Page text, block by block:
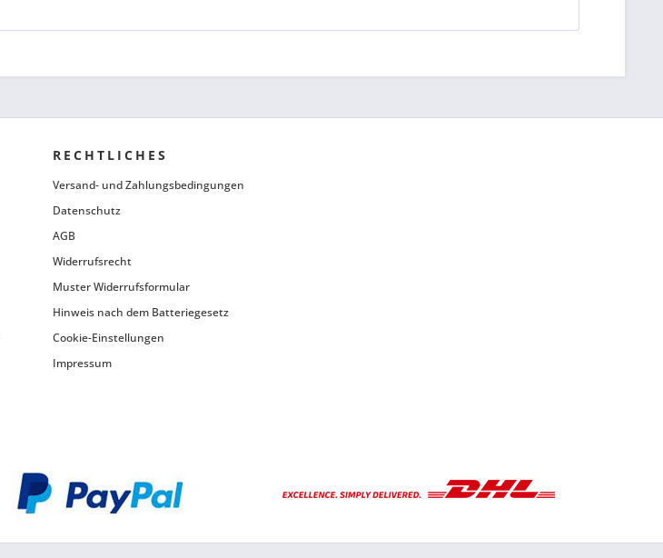
RECHTLICHES
Versand- und Zahlungsbedingungen
Datenschutz
AGB
Widerrufsrecht
Muster Widerrufsformular
Hinweis nach dem Batteriegesetz
Cookie-Einstellungen
Impressum